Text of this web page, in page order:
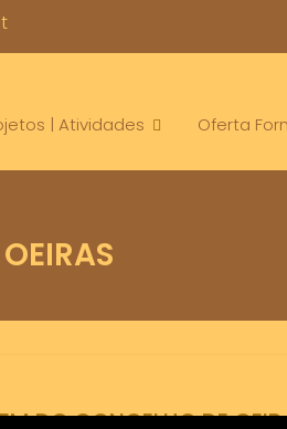
| Atividades Oferta
DO CONCELHO DE